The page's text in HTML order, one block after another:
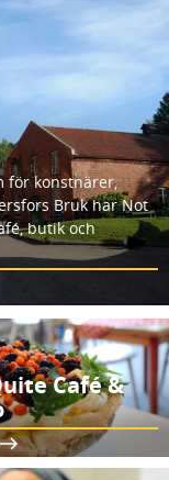
för konstnärer,
Bruk har Not
butik och
Café &